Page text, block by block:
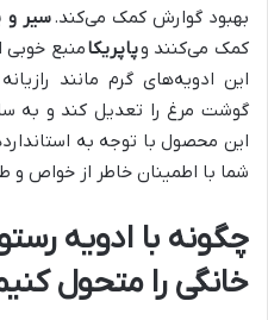
بهبود گوارش کمک می‌کند.سیر و
کمک می‌کنند وپاپریکامنبع خوبی
این ادویه‌های گرم مانند
گوشت مرغ را تعدیل کند و به
این محصول با توجه به
شما با اطمینان خاطر از خواص و
چگونه با ادویه
خانگی را متحول